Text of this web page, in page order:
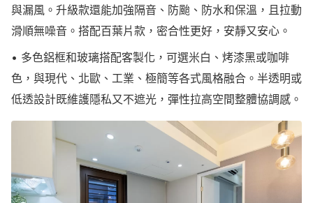
與漏風。升級款還能加強隔音、防颱、防水和保溫，且拉動
滑順無噪音。搭配百葉片款，密合性更好，安靜又安心。
• 多色鋁框和玻璃搭配客製化，可選米白、烤漆黑或咖啡
色，與現代、北歐、工業、極簡等各式風格融合。半透明或
低透設計既維護隱私又不遮光，彈性拉高空間整體協調感。